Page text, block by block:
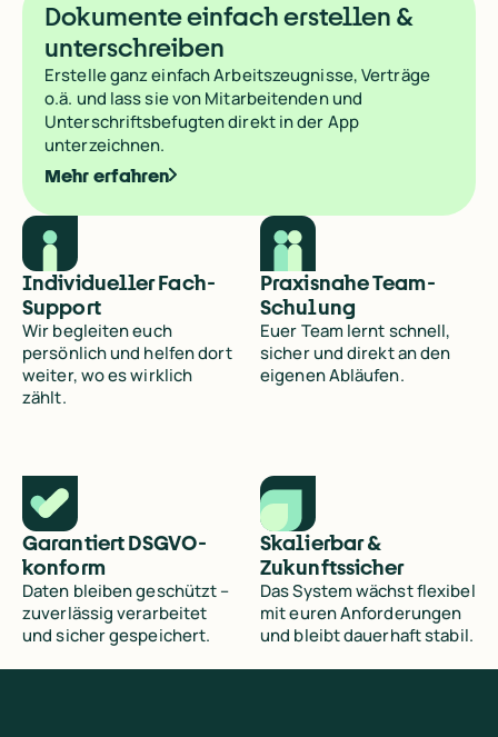
Was wir schätzen, ist die einfache Abstimmung
Hoteldirektor
Was wir schätzen, ist die einfache Abstimmung
Hoteldirektor
Dokumente einfach erstellen &
unterschreiben
Erstelle ganz einfach Arbeitszeugnisse, Verträge
o.ä. und lass sie von Mitarbeitenden und
Unterschriftsbefugten direkt in der App
unterzeichnen.
Mehr erfahren
Individueller Fach-
Support
Wir begleiten euch
persönlich und helfen dort
weiter, wo es wirklich
zählt.
Praxisnahe Team-
Schulung
Euer Team lernt schnell,
sicher und direkt an den
eigenen Abläufen.
Garantiert DSGVO-
konform
Daten bleiben geschützt –
zuverlässig verarbeitet
und sicher gespeichert.
Skalierbar &
Zukunftssicher
Das System wächst flexibel
mit euren Anforderungen
und bleibt dauerhaft stabil.